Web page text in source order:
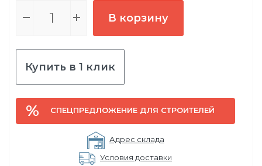
В корзину
Купить в 1 клик
СПЕЦПРЕДЛОЖЕНИЕ ДЛЯ СТРОИТЕЛЕЙ
Адрес склада
Условия доставки